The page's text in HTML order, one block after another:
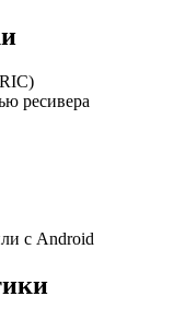
ресивера
с Android